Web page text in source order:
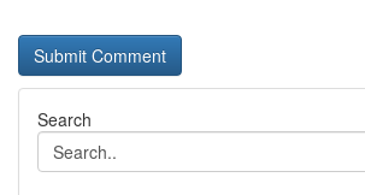
Search